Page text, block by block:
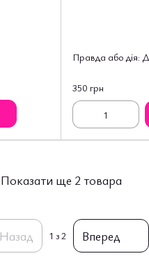
Правда або дія:
350 грн
Показати ще 2 товара
Назад 1 з 2 Вперед